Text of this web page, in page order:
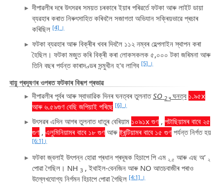
দীপাৱলীৰ দৰে উৎসৱৰ সময়ত চৰকাৰে ইয়াৰ পৰিৱৰ্তে ফটকা আৰু লাইট ডায়া
ব্যৱহাৰ কৰাত নিৰুৎসাহিত কৰিবলৈ সজাগতা অভিযান সক্ৰিয়ভাৱে প্ৰচাৰ
কৰিছিল [4] ।
ফটকা ব্যৱহাৰ আৰু বিক্ৰীৰ খবৰ দিবলৈ ১১২ নম্বৰ হেল্পলাইন স্থাপন কৰা
হৈছিল। ফটকা মজুত কৰি বিক্ৰী কৰা লোকসকলক ৫,০০০ টকা জৰিমনা আৰু
তিনি বছৰ পৰ্যন্ত কাৰাদণ্ডৰ সন্মুখীন হ'ব লাগিব [5] ।
বায়ু প্ৰদূষণৰ ওপৰত ফটকাৰ বিৰূপ প্ৰভাৱ
দীপাৱলীৰ পূৰ্বৰ আৰু স্বাভাৱিক দিনৰ ঘনত্বৰ তুলনাতSO 2 ৰঘনত্ব ১.৯৫x
আৰু ৬.৫৯গুণ বেছি জপিয়াই পৰিছে [6] ।
উৎসৱৰ এদিন আগৰ তুলনাত ধাতুৰ বেৰিয়াম ১০৯১x গুণ ,পটাছিয়ামৰ বাবে ২৫
গুণ ,এলুমিনিয়ামৰ বাবে ১৮ গুণ আৰুষ্ট্ৰন্টিয়ামৰ বাবে ১৫ গুণ পৰ্যন্ত নিৰ্গত হয়
[6:1]।
ফটকা জ্বলাই উৎপন্ন হোৱা প্ৰধান প্ৰদূষক হিচাপে পি এম ২.৫ আৰু এছ অ’ ২
পোৱা গৈছিল। NH 3 , ইথাইল-বেনজিন আৰু NO আতচবাজীৰ পৰাও
উল্লেখযোগ্য নিৰ্গমন হিচাপে পোৱা গৈছিল [4:1] ।